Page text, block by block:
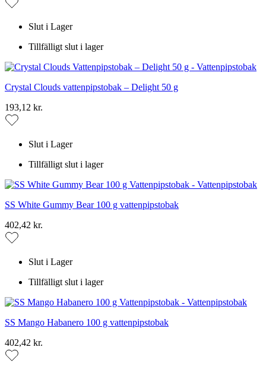
Slut i Lager
Tillfälligt slut i lager
Crystal Clouds vattenpipstobak – Delight 50 g
193,12 kr.
Slut i Lager
Tillfälligt slut i lager
SS White Gummy Bear 100 g vattenpipstobak
402,42 kr.
Slut i Lager
Tillfälligt slut i lager
SS Mango Habanero 100 g vattenpipstobak
402,42 kr.